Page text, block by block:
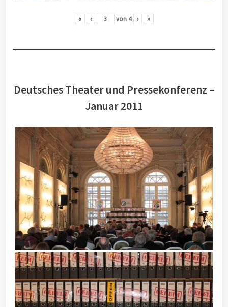
« ‹ von 4 › »
Deutsches Theater und Pressekonferenz –
Januar 2011